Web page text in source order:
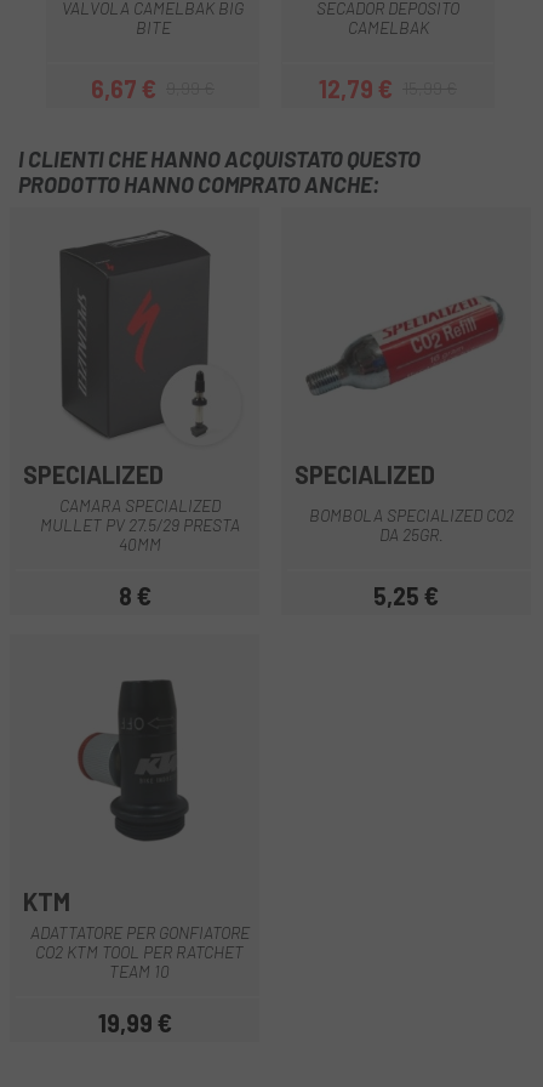
VALVOLA CAMELBAK BIG
BITE
Prezzo
6,67 €Prezzo base
SECADOR DEPOSITO
CAMELBAK
Prezzo
12,79 €Prezzo base
I CLIENTI CHE HANNO ACQUISTATO QUESTO
PRODOTTO HANNO COMPRATO ANCHE:
SPECIALIZED
CAMARA SPECIALIZED
MULLET PV 27.5/29 PRESTA
40MM
Prezzo
8 €
SPECIALIZED
BOMBOLA SPECIALIZED CO2
DA 25GR.
Prezzo
5,25 €
KTM
ADATTATORE PER GONFIATORE
CO2 KTM TOOL PER RATCHET
TEAM 10
Prezzo
19,99 €